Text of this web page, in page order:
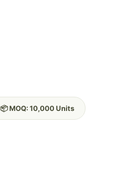
📦 MOQ: 10,000 Units